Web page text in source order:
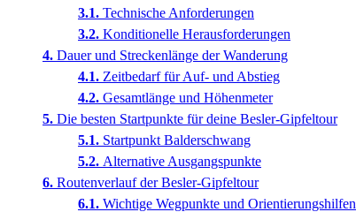
Technische Anforderungen
Konditionelle Herausforderungen
Dauer und Streckenlänge der Wanderung
Zeitbedarf für Auf- und Abstieg
Gesamtlänge und Höhenmeter
Die besten Startpunkte für deine Besler-Gipfeltour
Startpunkt Balderschwang
Alternative Ausgangspunkte
Routenverlauf der Besler-Gipfeltour
Wichtige Wegpunkte und Orientierungshilfen